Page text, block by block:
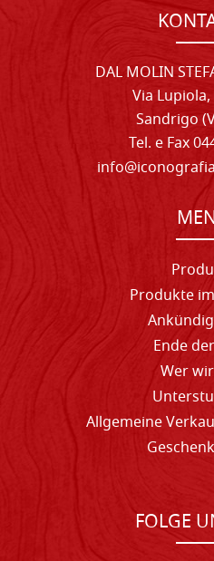
DAL MOLIN
Via
Sandrigo
Tel. e Fax
Produkte
Ende
Wer
Allgemeine
FOLGE